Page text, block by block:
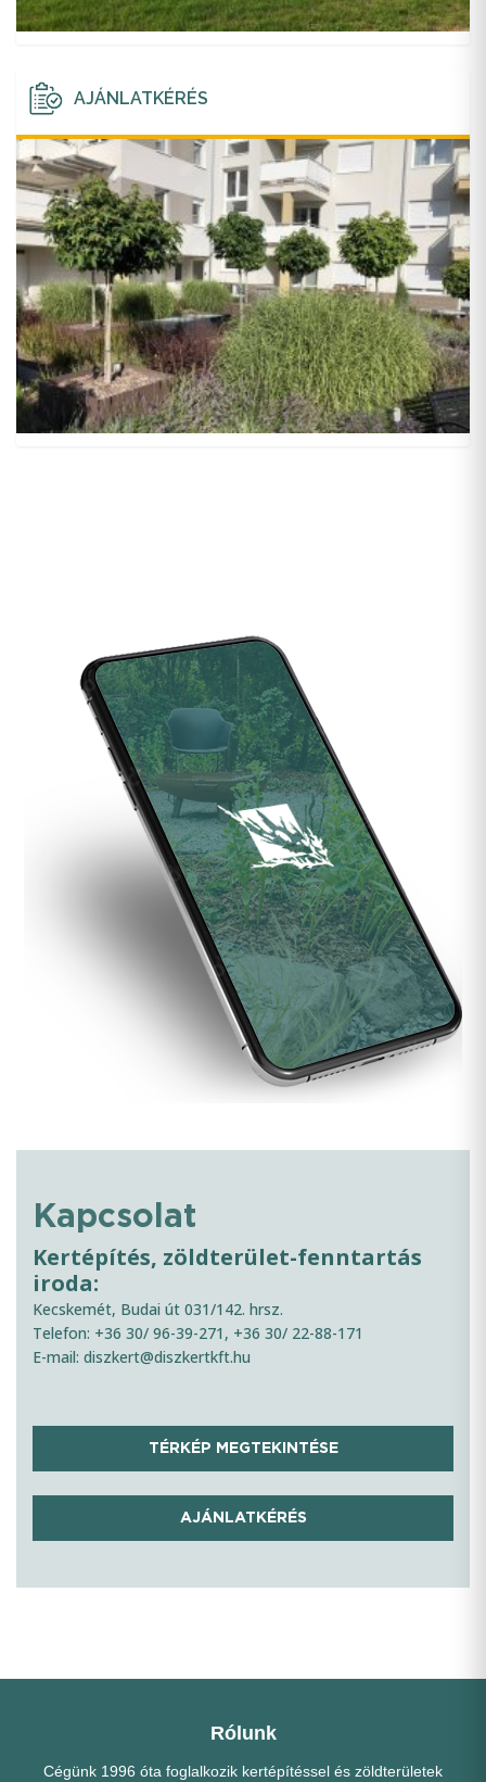
AJÁNLATKÉRÉS
Kapcsolat
Kertépítés, zöldterület-fenntartás
iroda:
Kecskemét, Budai út 031/142. hrsz.
Telefon: +36 30/ 96-39-271, +36 30/ 22-88-171
E-mail: diszkert@diszkertkft.hu
TÉRKÉP MEGTEKINTÉSE
AJÁNLATKÉRÉS
Rólunk
Cégünk 1996 óta foglalkozik kertépítéssel és zöldterületek